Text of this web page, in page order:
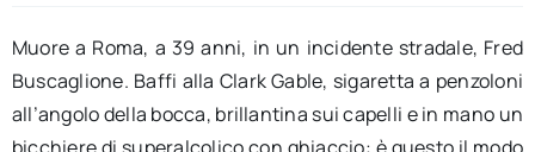
Muore a Roma, a 39 anni, in un incidente stradale, Fred
Buscaglione. Baffi alla Clark Gable, sigaretta a penzoloni
all’angolo della bocca, brillantina sui capelli e in mano un